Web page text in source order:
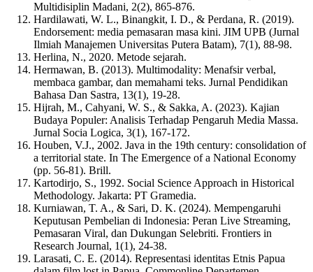
Multidisiplin Madani, 2(2), 865-876.
Hardilawati, W. L., Binangkit, I. D., & Perdana, R. (2019).
Endorsement: media pemasaran masa kini. JIM UPB (Jurnal
Ilmiah Manajemen Universitas Putera Batam), 7(1), 88-98.
Herlina, N., 2020. Metode sejarah.
Hermawan, B. (2013). Multimodality: Menafsir verbal,
membaca gambar, dan memahami teks. Jurnal Pendidikan
Bahasa Dan Sastra, 13(1), 19-28.
Hijrah, M., Cahyani, W. S., & Sakka, A. (2023). Kajian
Budaya Populer: Analisis Terhadap Pengaruh Media Massa.
Jurnal Socia Logica, 3(1), 167-172.
Houben, V.J., 2002. Java in the 19th century: consolidation of
a territorial state. In The Emergence of a National Economy
(pp. 56-81). Brill.
Kartodirjo, S., 1992. Social Science Approach in Historical
Methodology. Jakarta: PT Gramedia.
Kurniawan, T. A., & Sari, D. K. (2024). Mempengaruhi
Keputusan Pembelian di Indonesia: Peran Live Streaming,
Pemasaran Viral, dan Dukungan Selebriti. Frontiers in
Research Journal, 1(1), 24-38.
Larasati, C. E. (2014). Representasi identitas Etnis Papua